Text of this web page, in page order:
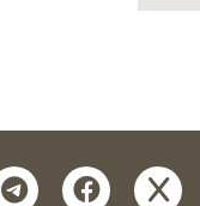
x
facebook